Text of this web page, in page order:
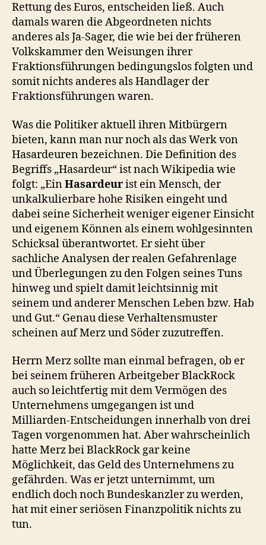
Rettung des Euros, entscheiden ließ. Auch
damals waren die Abgeordneten nichts
anderes als Ja-Sager, die wie bei der früheren
Volkskammer den Weisungen ihrer
Fraktionsführungen bedingungslos folgten und
somit nichts anderes als Handlager der
Fraktionsführungen waren.
Was die Politiker aktuell ihren Mitbürgern
bieten, kann man nur noch als das Werk von
Hasardeuren bezeichnen. Die Definition des
Begriffs „Hasardeur“ ist nach Wikipedia wie
folgt: „EinHasardeurist ein Mensch, der
unkalkulierbare hohe Risiken eingeht und
dabei seine Sicherheit weniger eigener Einsicht
und eigenem Können als einem wohlgesinnten
Schicksal überantwortet. Er sieht über
sachliche Analysen der realen Gefahrenlage
und Überlegungen zu den Folgen seines Tuns
hinweg und spielt damit leichtsinnig mit
seinem und anderer Menschen Leben bzw. Hab
und Gut.“ Genau diese Verhaltensmuster
scheinen auf Merz und Söder zuzutreffen.
Herrn Merz sollte man einmal befragen, ob er
bei seinem früheren Arbeitgeber BlackRock
auch so leichtfertig mit dem Vermögen des
Unternehmens umgegangen ist und
Milliarden-Entscheidungen innerhalb von drei
Tagen vorgenommen hat. Aber wahrscheinlich
hatte Merz bei BlackRock gar keine
Möglichkeit, das Geld des Unternehmens zu
gefährden. Was er jetzt unternimmt, um
endlich doch noch Bundeskanzler zu werden,
hat mit einer seriösen Finanzpolitik nichts zu
tun.